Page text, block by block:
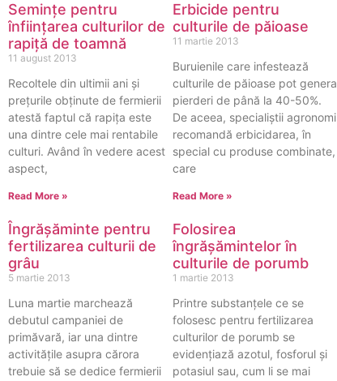
Semințe pentru
înființarea culturilor de
rapiță de toamnă
11 august 2013
Recoltele din ultimii ani și
prețurile obținute de fermierii
atestă faptul că rapița este
una dintre cele mai rentabile
culturi. Având în vedere acest
aspect,
Read More »
Erbicide pentru
culturile de păioase
11 martie 2013
Buruienile care infestează
culturile de păioase pot genera
pierderi de până la 40-50%.
De aceea, specialiștii agronomi
recomandă erbicidarea, în
special cu produse combinate,
care
Read More »
Îngrășăminte pentru
fertilizarea culturii de
grâu
5 martie 2013
Luna martie marchează
debutul campaniei de
primăvară, iar una dintre
activitățile asupra cărora
trebuie să se dedice fermierii
Folosirea
îngrășămintelor în
culturile de porumb
1 martie 2013
Printre substanțele ce se
folosesc pentru fertilizarea
culturilor de porumb se
evidențiază azotul, fosforul și
potasiul sau, cum li se mai